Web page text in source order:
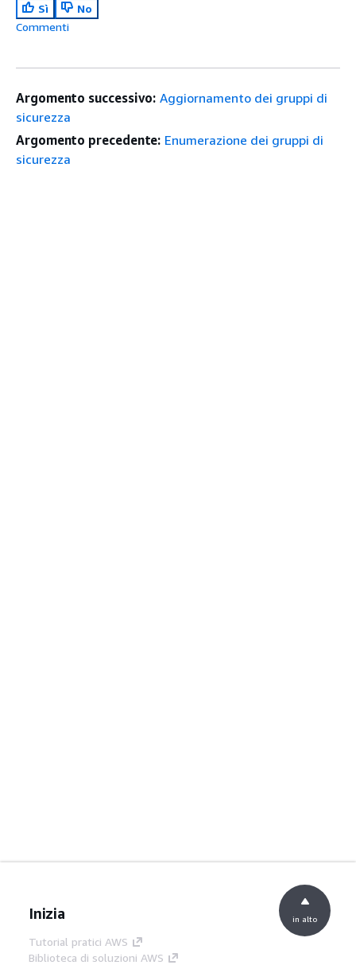
Sì
No
Commenti
Argomento successivo: Aggiornamento dei gruppi di
sicurezza
Argomento precedente: Enumerazione dei gruppi di
sicurezza
Inizia
Tutorial pratici AWS
Biblioteca di soluzioni AWS
in alto